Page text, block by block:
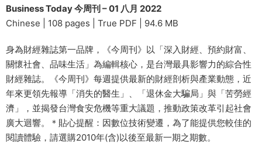
Business Today 今周刊 – 01 八月 2022
Chinese | 108 pages | True PDF | 94.6 MB
身為財經雜誌第一品牌，《今周刊》以「深入財經、預約財富、
關懷社會、品味生活」為編輯核心，是台灣最具影響力的綜合性
財經雜誌。《今周刊》每週提供最新的財經剖析與產業動態，近
年來更領先報導「消失的醫生」、「退休金大騙局」與「苦勞經
濟」，並揭發台灣食安危機等重大議題，推動政策改革引起社會
廣大迴響。＊貼心提醒：因數位技術變遷，為了能提供您較佳的
閱讀體驗，請選購2010年(含)以後至最新一期之期數。